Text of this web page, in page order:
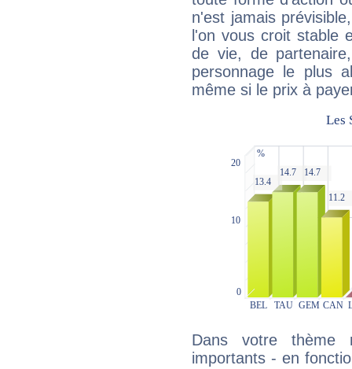
n'est jamais
l'on vous croit stable
de vie, de
personnage le plus
même si le prix à
Dans votre thème
importants - en